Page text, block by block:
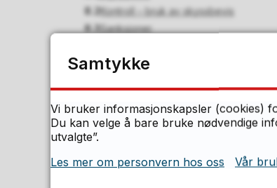
8.2Kontroll – bruk av skyssbevis
8.3Sanksjoner
8.5Samordning
9 Endringer i retningslinjene
10 Vedtak i fylkestinget 24.11.2021
Samtykke
Vi bruker informasjonskapsler (cookies)
Du kan velge å bare bruke nødvendige
utvalgte”.
Les mer om personvern hos oss
Vår